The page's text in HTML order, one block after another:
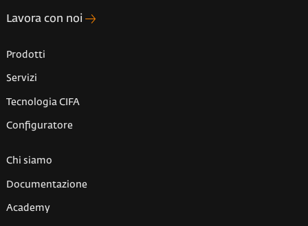
Lavora con noi
Prodotti
Servizi
Tecnologia CIFA
Configuratore
Chi siamo
Documentazione
Academy